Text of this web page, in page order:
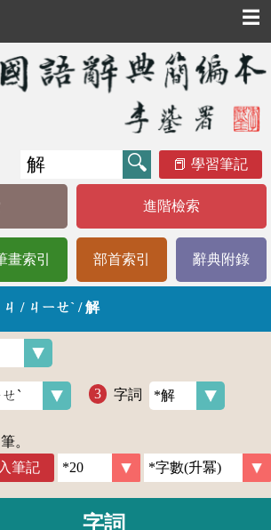
☰
學習筆記
進階檢索
畫索引 部首索引 辭典附錄
ㄐ / ㄐㄧㄝˋ / 解
字詞
筆。
筆記
字詞